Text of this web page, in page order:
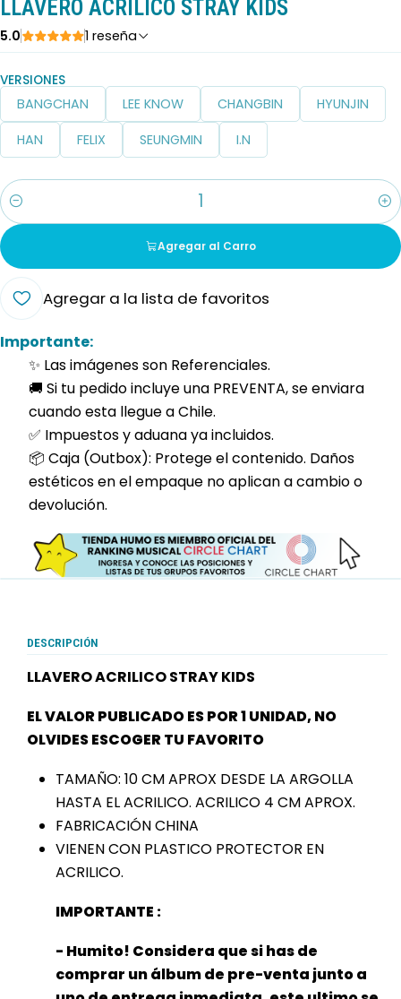
LLAVERO ACRILICO STRAY KIDS
5.0 1 reseña
VERSIONES
BANGCHAN LEE KNOW CHANGBIN
HYUNJIN
HAN
FELIX SEUNGMIN I.N
Cantidad
Agregar al Carro
Agregar a la lista de favoritos
Importante:
✨ Las imágenes son Referenciales.
🚚 Si tu pedido incluye una PREVENTA, se enviara
cuando esta llegue a Chile.
✅ Impuestos y aduana ya incluidos.
📦 Caja (Outbox): Protege el contenido. Daños
estéticos en el empaque no aplican a cambio o
devolución.
DESCRIPCIÓN
LLAVERO ACRILICO STRAY KIDS
EL VALOR PUBLICADO ES POR 1 UNIDAD, NO
OLVIDES ESCOGER TU FAVORITO
TAMAÑO: 10 CM APROX DESDE LA ARGOLLA
HASTA EL ACRILICO. ACRILICO 4 CM APROX.
FABRICACIÓN CHINA
VIENEN CON PLASTICO PROTECTOR EN
ACRILICO.
IMPORTANTE :
- Humito! Considera que si has de
comprar un álbum de pre-venta junto a